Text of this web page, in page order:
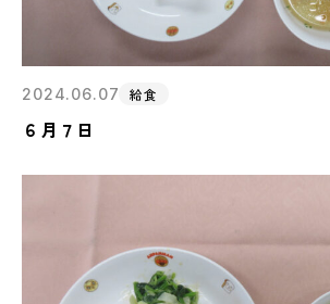
2024.06.07 給食
６月７日